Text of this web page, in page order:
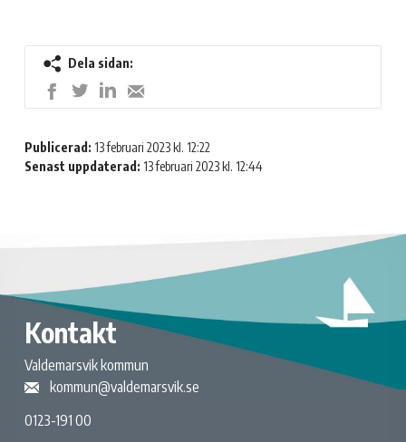
Dela sidan:
Dela
på
Dela
på
Dela
på
Dela
med
post
Publicerad: 13 februari 2023 kl. 12:22
Senast uppdaterad: 13 februari 2023 kl. 12:44
Kontakt
Valdemarsvik kommun
kommun@valdemarsvik.se
0123-191 00